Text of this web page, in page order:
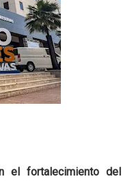
el fortalecimiento del